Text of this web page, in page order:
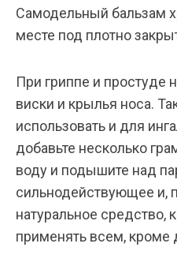
Самодельный бальзам
месте под плотно
При гриппе и простуде
виски и крылья носа.
использовать и для
добавьте несколько
воду и подышите над
сильнодействующее и,
натуральное средство,
применять всем, кроме